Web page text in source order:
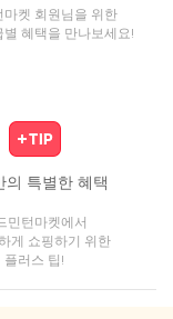
마켓 회원님을 위한
별 혜택을 만나보세요!
의 특별한 혜택
민턴마켓에서
게 쇼핑하기 위한
플러스 팁!